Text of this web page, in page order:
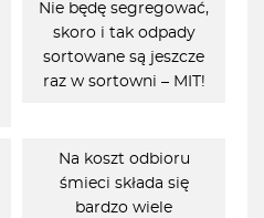
Nie będę segregować,
skoro i tak odpady
sortowane są jeszcze
raz w sortowni – MIT!
Na koszt odbioru
śmieci składa się
bardzo wiele